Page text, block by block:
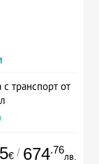
транспорт от
€ / 674.76
лв.